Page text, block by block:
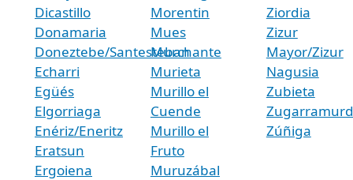
Dicastillo
Donamaria
Doneztebe/Santesteban
Echarri
Egüés
Elgorriaga
Enériz/Eneritz
Eratsun
Ergoiena
Morentin
Mues
Murchante
Murieta
Murillo el
Cuende
Murillo el
Fruto
Muruzábal
Ziordia
Zizur
Mayor/Zizur
Nagusia
Zubieta
Zúñiga